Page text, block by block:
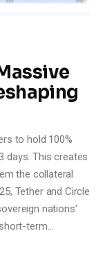
to hold 100%
days. This creates
the collateral
Tether and Circle
nations'
term…